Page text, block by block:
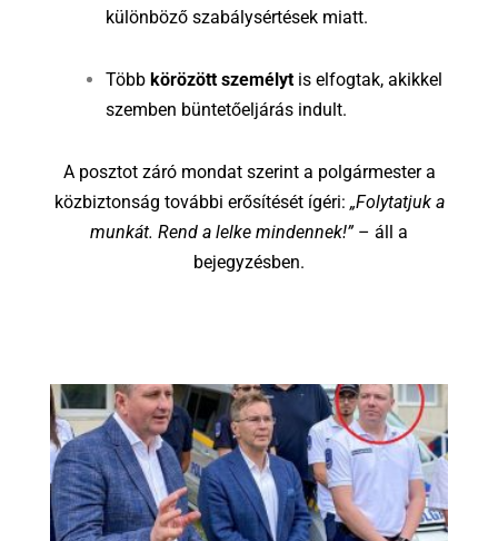
különböző szabálysértések miatt.
Több körözött személytis elfogtak, akikkel
szemben büntetőeljárás indult.
A posztot záró mondat szerint a polgármester a
közbiztonság további erősítését ígéri: „Folytatjuk a
munkát. Rend a lelke mindennek!”– áll a
bejegyzésben.